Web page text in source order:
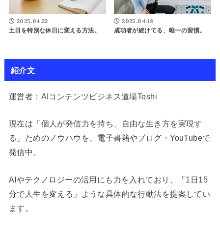
2025.04.22
土日を特別な休日に変える方法。
2025.04.18
成功者が続けてる、唯一の習慣。
紹介文
運営者：AIコンテンツビジネス道場Toshi
現在は「個人が発信力を持ち、自由な生き方を実現す
る」ためのノウハウを、電子書籍やブログ・YouTubeで
発信中。
AIやテクノロジーの活用にも力を入れており、「1日15
分で人生を変える」ような具体的な行動法を提案してい
ます。